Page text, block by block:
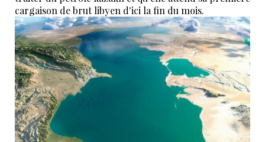
cargaison de brut libyen d'ici la fin du mois.